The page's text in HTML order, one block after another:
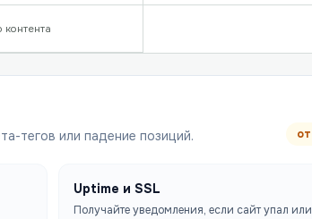
контента
тегов или падение позиций. от
Uptime и SSL
Получайте уведомления, если сайт упал или